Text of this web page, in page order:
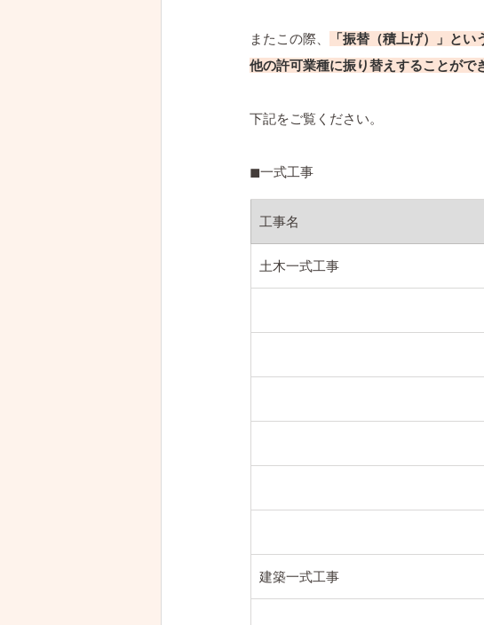
またこの際、
「振替（積上げ）」と
他の許可業種に振り替えすることがで
下記をご覧ください。
◼︎一式工事
工事名
土木一式工事
建築一式工事